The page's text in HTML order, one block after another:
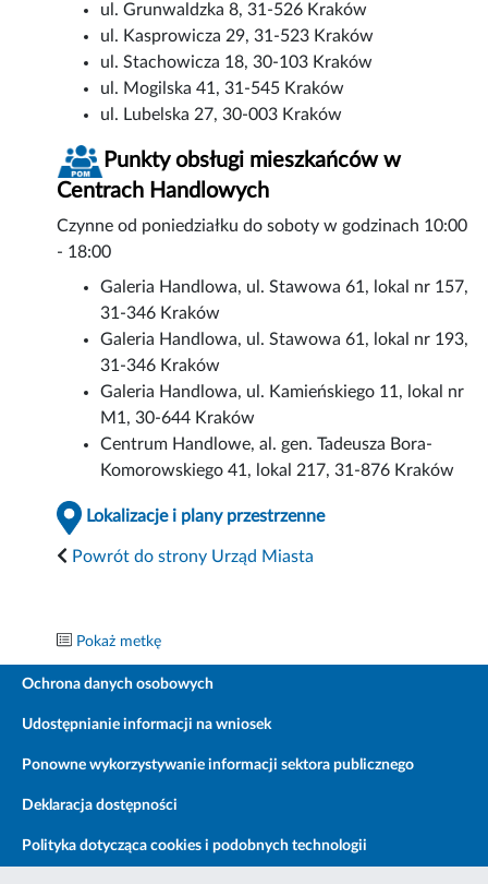
ul. Grunwaldzka 8, 31-526 Kraków
ul. Kasprowicza 29, 31-523 Kraków
ul. Stachowicza 18, 30-103 Kraków
ul. Mogilska 41, 31-545 Kraków
ul. Lubelska 27, 30-003 Kraków
Punkty obsługi mieszkańców w
Centrach Handlowych
Czynne od poniedziałku do soboty w godzinach 10:00
- 18:00
Galeria Handlowa, ul. Stawowa 61, lokal nr 157,
31-346 Kraków
Galeria Handlowa, ul. Stawowa 61, lokal nr 193,
31-346 Kraków
Galeria Handlowa, ul. Kamieńskiego 11, lokal nr
M1, 30-644 Kraków
Centrum Handlowe, al. gen. Tadeusza Bora-
Komorowskiego 41, lokal 217, 31-876 Kraków
Lokalizacje i plany przestrzenne
Powrót do strony Urząd Miasta
Pokaż metkę
Ochrona danych osobowych
Udostępnianie informacji na wniosek
Ponowne wykorzystywanie informacji sektora publicznego
Deklaracja dostępności
Polityka dotycząca cookies i podobnych technologii